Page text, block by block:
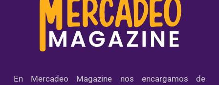
En Mercadeo Magazine nos encargamos de